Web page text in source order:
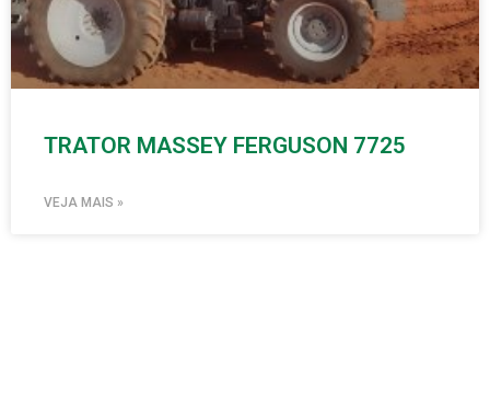
TRATOR MASSEY FERGUSON 7725
VEJA MAIS »